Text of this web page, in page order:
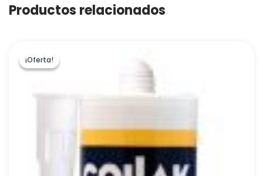
Productos relacionados
¡Oferta!
¡Oferta!